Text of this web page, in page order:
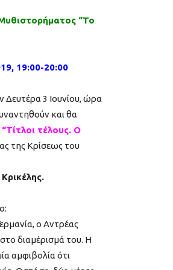
“Το
19:00-20:00
Δευτέρα 3 Ιουνίου, ώρα
και θα
“Τίτλοι τέλους. Ο
της Κρίσεως του
ο Αντρέας
διαμέρισμά του. Η
αμφιβολία ότι